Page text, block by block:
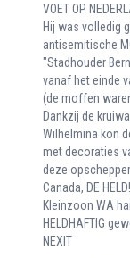
VOET OP
Hij was volledig
antisemitische
"Stadhouder
vanaf het einde
(de moffen
Dankzij de
Wilhelmina kon
met decoraties
deze
Canada, DE HELD!
Kleinzoon WA
HELDHAFTIG
NEXIT